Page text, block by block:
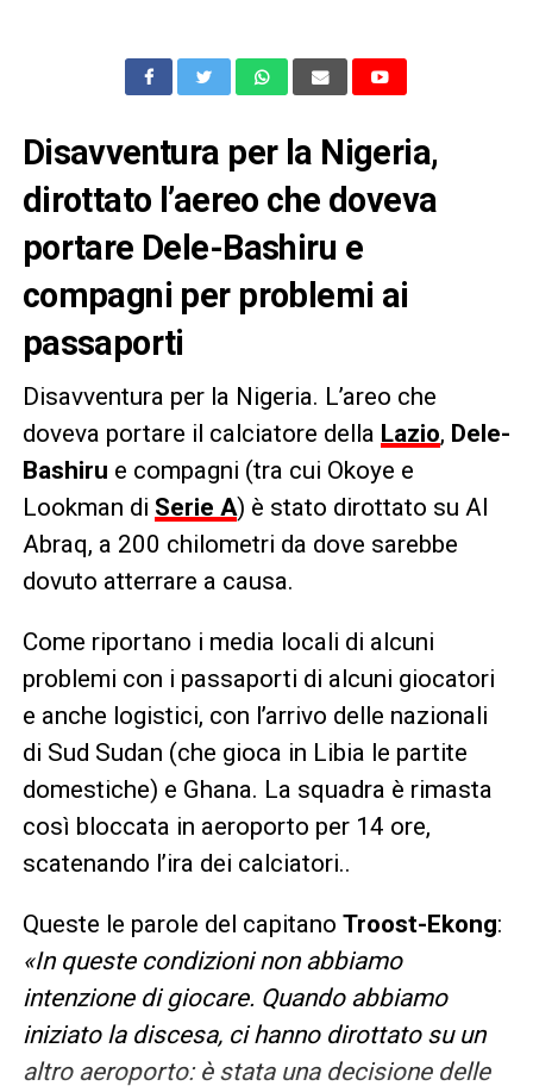
Disavventura per la Nigeria,
dirottato l’aereo che doveva
portare Dele-Bashiru e
compagni per problemi ai
passaporti
Disavventura per la Nigeria. L’areo che
doveva portare il calciatore della Lazio, Dele-
Bashiru e compagni (tra cui Okoye e
Lookman di Serie A) è stato dirottato su Al
Abraq, a 200 chilometri da dove sarebbe
dovuto atterrare a causa.
Come riportano i media locali di alcuni
problemi con i passaporti di alcuni giocatori
e anche logistici, con l’arrivo delle nazionali
di Sud Sudan (che gioca in Libia le partite
domestiche) e Ghana. La squadra è rimasta
così bloccata in aeroporto per 14 ore,
scatenando l’ira dei calciatori..
Queste le parole del capitano Troost-Ekong:
«In queste condizioni non abbiamo
intenzione di giocare. Quando abbiamo
iniziato la discesa, ci hanno dirottato su un
altro aeroporto: è stata una decisione delle